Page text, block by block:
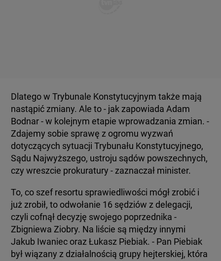
Dlatego w Trybunale Konstytucyjnym także mają
nastąpić zmiany. Ale to - jak zapowiada Adam
Bodnar - w kolejnym etapie wprowadzania zmian. -
Zdajemy sobie sprawę z ogromu wyzwań
dotyczących sytuacji Trybunału Konstytucyjnego,
Sądu Najwyższego, ustroju sądów powszechnych,
czy wreszcie prokuratury - zaznaczał minister.
To, co szef resortu sprawiedliwości mógł zrobić i
już zrobił, to odwołanie 16 sędziów z delegacji,
czyli cofnął decyzję swojego poprzednika -
Zbigniewa Ziobry. Na liście są między innymi
Jakub Iwaniec oraz Łukasz Piebiak. - Pan Piebiak
był wiązany z działalnością grupy hejterskiej, która